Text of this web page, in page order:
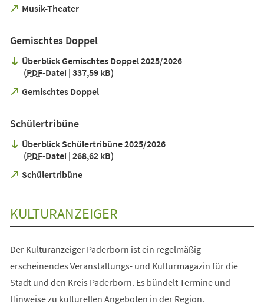
Musik-Theater
(Öffnet
neuen
Tab)
Gemischtes Doppel
Überblick Gemischtes Doppel 2025/2026
PDF-Datei 337,59 kB
Gemischtes Doppel
(Öffnet
neuen
Tab)
Schülertribüne
Überblick Schülertribüne 2025/2026
PDF-Datei 268,62 kB
Schülertribüne
(Öffnet
neuen
Tab)
KULTURANZEIGER
Der Kulturanzeiger Paderborn ist ein regelmäßig
erscheinendes Veranstaltungs- und Kulturmagazin für die
Stadt und den Kreis Paderborn. Es bündelt Termine und
Hinweise zu kulturellen Angeboten in der Region.